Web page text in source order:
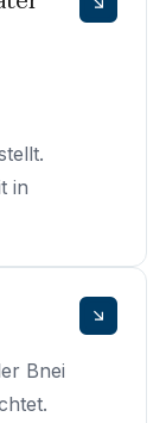
in
Bnei